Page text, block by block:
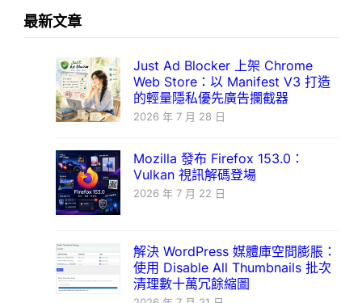
最新文章
Just Ad Blocker 上架 Chrome
Web Store：以 Manifest V3 打造
的輕量隱私優先廣告攔截器
2026 年 7 月 28 日
Mozilla 發布 Firefox 153.0：
Vulkan 視訊解碼登場
2026 年 7 月 22 日
解決 WordPress 媒體庫空間膨脹：
使用 Disable All Thumbnails 批次
清理數十萬冗餘縮圖